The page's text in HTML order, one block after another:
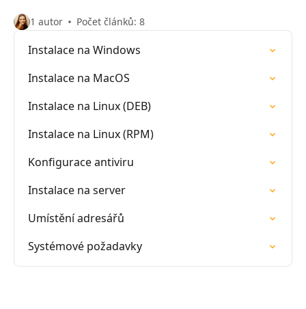
1 autor Počet článků: 8
Instalace na Windows
Instalace na MacOS
Instalace na Linux (DEB)
Instalace na Linux (RPM)
Konfigurace antiviru
Instalace na server
Umístění adresářů
Systémové požadavky